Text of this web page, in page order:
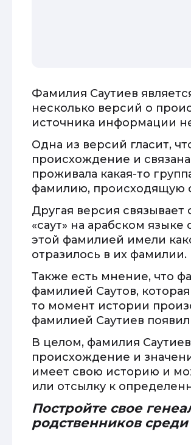
Фамилия Саутиев
несколько версий о
источника информации
Одна из версий гласит,
происхождение и
проживала какая-то
фамилию, происходящую
Другая версия
«саут» на арабском
этой фамилией имели
отразилось в их фамилии.
Также есть мнение, что
фамилией Саутов,
то момент истории
фамилией Саутиев
В целом, фамилия Саутиев
происхождение и
имеет свою историю и
или отсылку к
Постройте свое
родственников